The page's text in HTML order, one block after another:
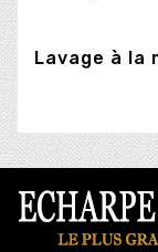
Lavage à la